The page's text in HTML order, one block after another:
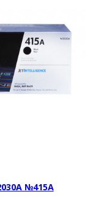
№415A